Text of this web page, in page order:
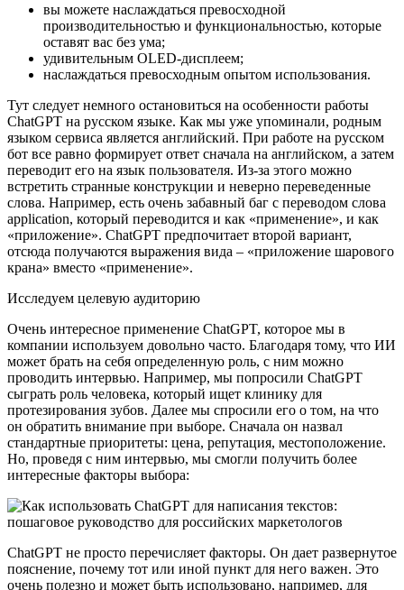
вы можете наслаждаться превосходной
производительностью и функциональностью, которые
оставят вас без ума;
удивительным OLED-дисплеем;
наслаждаться превосходным опытом использования.
Тут следует немного остановиться на особенности работы
ChatGPT на русском языке. Как мы уже упоминали, родным
языком сервиса является английский. При работе на русском
бот все равно формирует ответ сначала на английском, а затем
переводит его на язык пользователя. Из-за этого можно
встретить странные конструкции и неверно переведенные
слова. Например, есть очень забавный баг с переводом слова
application, который переводится и как «применение», и как
«приложение». ChatGPT предпочитает второй вариант,
отсюда получаются выражения вида – «приложение шарового
крана» вместо «применение».
Исследуем целевую аудиторию
Очень интересное применение ChatGPT, которое мы в
компании используем довольно часто. Благодаря тому, что ИИ
может брать на себя определенную роль, с ним можно
проводить интервью. Например, мы попросили ChatGPT
сыграть роль человека, который ищет клинику для
протезирования зубов. Далее мы спросили его о том, на что
он обратить внимание при выборе. Сначала он назвал
стандартные приоритеты: цена, репутация, местоположение.
Но, проведя с ним интервью, мы смогли получить более
интересные факторы выбора:
ChatGPT не просто перечисляет факторы. Он дает развернутое
пояснение, почему тот или иной пункт для него важен. Это
очень полезно и может быть использовано, например, для